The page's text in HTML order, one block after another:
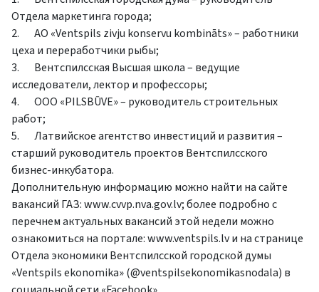
Отдела маркетинга города;
2. АО «Ventspils zivju konservu kombināts» – работники
цеха и переработчики рыбы;
3. Вентспилсская Высшая школа – ведущие
исследователи, лектор и профессоры;
4. ООО «PILSBŪVE» – руководитель строительных
работ;
5. Латвийское агентство инвестиций и развития –
старший руководитель проектов Вентспилсского
бизнес-инкубатора.
Дополнительную информацию можно найти на сайте
вакансий ГАЗ: www.cvvp.nva.gov.lv; более подробно с
перечнем актуальных вакансий этой недели можно
ознакомиться на портале: www.ventspils.lv и на странице
Отдела экономики Вентспилсской городской думы
«Ventspils ekonomika» (@ventspilsekonomikasnodala) в